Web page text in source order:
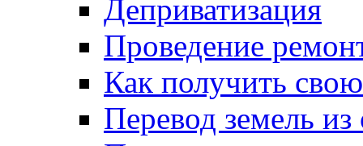
Деприватизация
Проведение
Как получить
Перевод земель